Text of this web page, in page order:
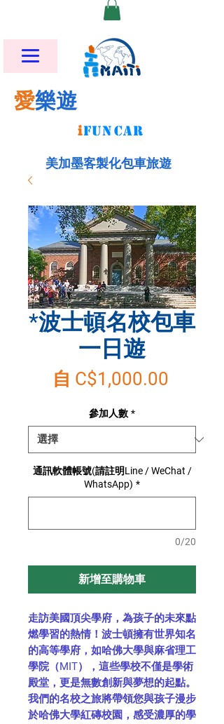
愛樂遊
iFUNCAR
美加墨客製化包車旅遊
*波士頓名校包車
一日遊
自 C$1,000.00促
價
參加人數 *
通訊軟體帳號(請註明Line / WeChat /
WhatsApp) *
0/20
新增至購物車
走訪美國頂尖學府，為孩子的未來點
燃學習的熱情！波士頓擁有世界知名
的高等學府，如哈佛大學與麻省理工
學院（MIT），這些學校不僅是學術
殿堂，更是無數創新與夢想的起點。
我們的名校之旅將帶領您與孩子漫步
於哈佛大學紅磚校園，感受濃厚的學